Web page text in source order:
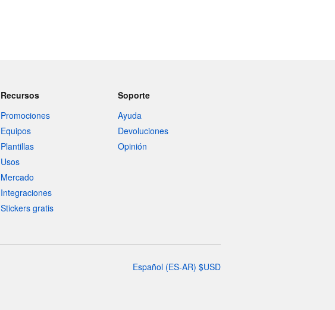
Recursos
Promociones
Equipos
Plantillas
Usos
Mercado
Integraciones
Stickers gratis
Soporte
Ayuda
Devoluciones
Opinión
Español (ES-AR) $USD